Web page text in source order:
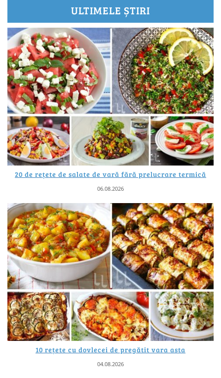
ULTIMELE ȘTIRI
20 de rețete de salate de vară fără prelucrare termică
06.08.2026
10 rețete cu dovlecei de pregătit vara asta
04.08.2026